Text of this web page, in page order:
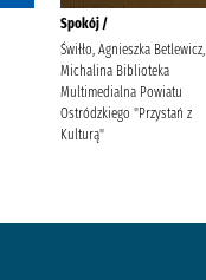
Spokój /
Świłło, Agnieszka Betlewicz,
Michalina Biblioteka
Multimedialna Powiatu
Ostródzkiego "Przystań z
Kulturą"